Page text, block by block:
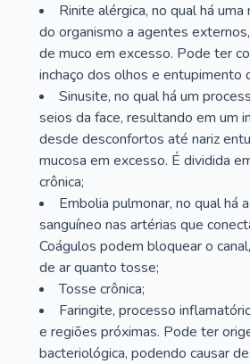
Rinite alérgica, no qual há
do organismo a agentes
de muco em excesso. Pode ter
inchaço dos olhos e entupimento
Sinusite, no qual há um
seios da face, resultando em um
desde desconfortos até nariz
mucosa em excesso. É dividida
crônica;
Embolia pulmonar, no qual há
sanguíneo nas artérias que
Coágulos podem bloquear o
de ar quanto tosse;
Tosse crônica;
Faringite, processo
e regiões próximas. Pode ter
bacteriológica, podendo causar